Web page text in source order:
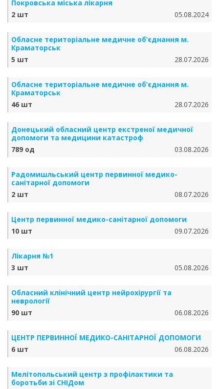
Покровська міська лікарня
2 шт
05.08.2024
Обласне територіальне медичне об’єднання м.
Краматорськ
5 шт
28.07.2026
Обласне територіальне медичне об’єднання м.
Краматорськ
46 шт
28.07.2026
Донецький обласний центр екстреної медичної
допомоги та медицини катастроф
789 од
03.08.2026
Радомишльський центр первинної медико-
санітарної допомоги
2 шт
08.07.2026
Центр первинної медико-санітарної допомоги
10 шт
09.07.2026
Лікарня №1
3 шт
05.08.2026
Обласний клінічний центр нейрохірургії та
неврології
90 шт
06.08.2026
ЦЕНТР ПЕРВИННОЇ МЕДИКО-САНІТАРНОЇ ДОПОМОГИ
6 шт
06.08.2026
Мелітопольський центр з профілактики та
боротьби зі СНІДом